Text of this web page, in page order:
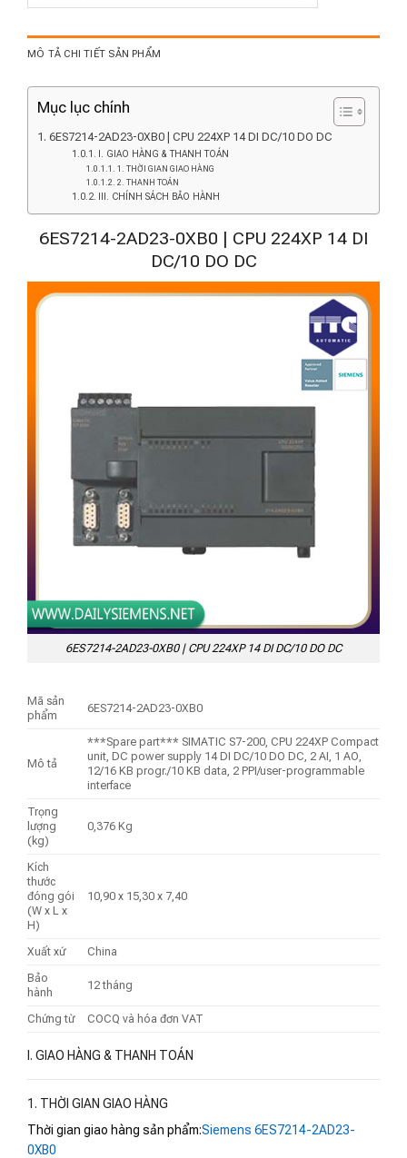
MÔ TẢ CHI TIẾT SẢN PHẨM
Mục lục chính
6ES7214-2AD23-0XB0 | CPU 224XP 14 DI DC/10 DO DC
I. GIAO HÀNG & THANH TOÁN
1. THỜI GIAN GIAO HÀNG
2. THANH TOÁN
III. CHÍNH SÁCH BẢO HÀNH
6ES7214-2AD23-0XB0 | CPU 224XP 14 DI
DC/10 DO DC
6ES7214-2AD23-0XB0 | CPU 224XP 14 DI DC/10 DO DC
Mã sản
phẩm
6ES7214-2AD23-0XB0
Mô tả
***Spare part*** SIMATIC S7-200, CPU 224XP Compact
unit, DC power supply 14 DI DC/10 DO DC, 2 AI, 1 AO,
12/16 KB progr./10 KB data, 2 PPI/user-programmable
interface
Trọng
lượng
(kg)
0,376 Kg
Kích
thước
đóng gói
(W x L x
H)
10,90 x 15,30 x 7,40
Xuất xứ
China
Bảo
hành
12 tháng
Chứng từ COCQ và hóa đơn VAT
I. GIAO HÀNG & THANH TOÁN
1. THỜI GIAN GIAO HÀNG
Thời gian giao hàng sản phẩm:Siemens 6ES7214-2AD23-
0XB0